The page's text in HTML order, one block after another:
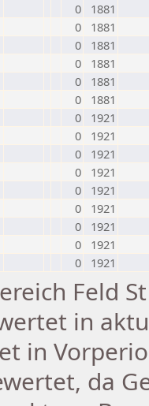
0
1881
0
1881
0
1881
0
1881
0
1881
0
1881
0
1921
0
1921
0
1921
0
1921
0
1921
0
1921
0
1921
0
1921
0 1921
Feld
in
in
da